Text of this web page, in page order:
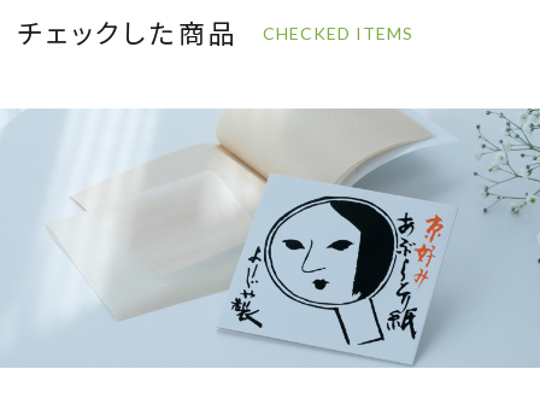
メディアさま向け窓口
チェックした商品 CHECKED ITEMS